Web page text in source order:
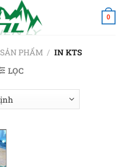
0
SẢN PHẨM / IN KTS
LỌC